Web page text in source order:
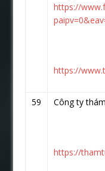
https://
https://
59 Công ty
https://